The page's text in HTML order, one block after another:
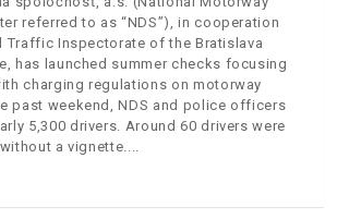
referred to as “NDS”), in cooperation
Traffic Inspectorate of the Bratislava
has launched summer checks focusing
charging regulations on motorway
past weekend, NDS and police officers
5,300 drivers. Around 60 drivers were
a vignette.